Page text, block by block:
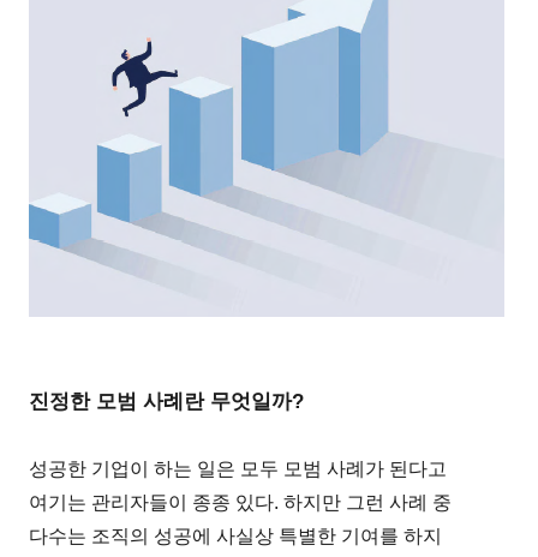
진정한 모범 사례란 무엇일까?
성공한 기업이 하는 일은 모두 모범 사례가 된다고
여기는 관리자들이 종종 있다. 하지만 그런 사례 중
다수는 조직의 성공에 사실상 특별한 기여를 하지